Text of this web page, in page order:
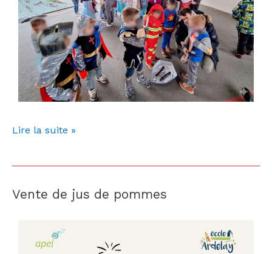
Lire la suite »
Vente de jus de pommes
Vente